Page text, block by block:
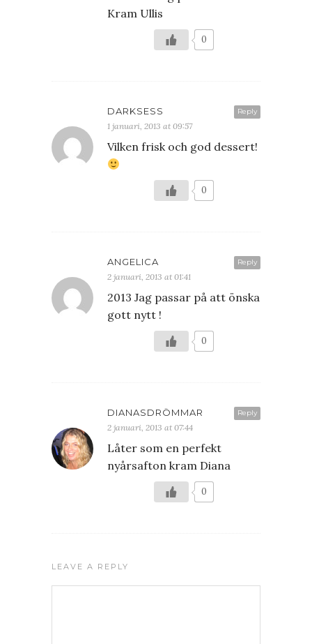
Kram Ullis
0
Reply
DARKSESS
1 januari, 2013 at 09:57
Vilken frisk och god dessert!
0
Reply
ANGELICA
2 januari, 2013 at 01:41
2013 Jag passar på att önska
gott nytt !
0
Reply
DIANASDRÖMMAR
2 januari, 2013 at 07:44
Låter som en perfekt
nyårsafton kram Diana
0
LEAVE A REPLY